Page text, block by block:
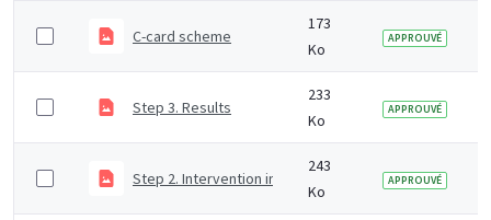
C-card scheme
173
Ko
APPROUVÉ
Step 3. Results
233
Ko
APPROUVÉ
Step 2. Intervention inputs
243
Ko
APPROUVÉ